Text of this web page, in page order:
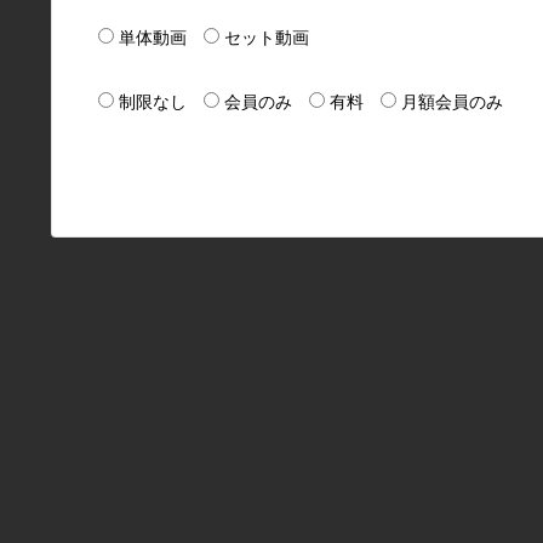
単体動画 セット動画
制限なし 会員のみ 有料 月額会員のみ